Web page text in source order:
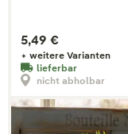
5,49 €
+ weitere Varianten
lieferbar
nicht abholbar